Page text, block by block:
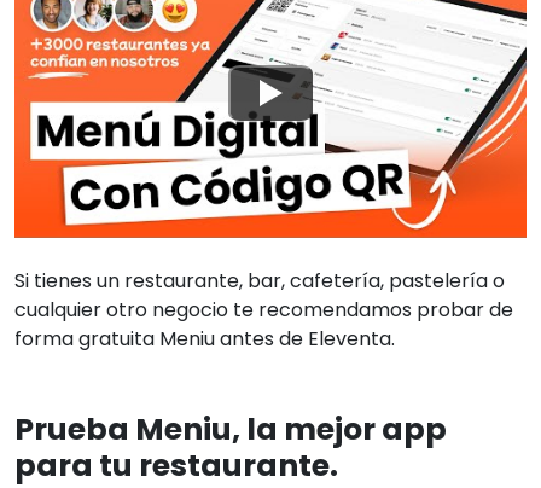
Si tienes un restaurante, bar, cafetería, pastelería o
cualquier otro negocio te recomendamos probar de
forma gratuita Meniu antes de Eleventa.
Prueba Meniu, la mejor app
para tu restaurante.